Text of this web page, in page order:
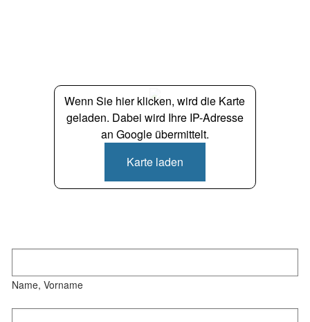
Wenn Sie hier klicken, wird die Karte
geladen. Dabei wird Ihre IP-Adresse
an Google übermittelt.
Karte laden
Name, Vorname